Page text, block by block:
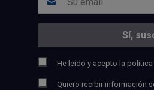
He leído y acepto la política
Quiero recibir información